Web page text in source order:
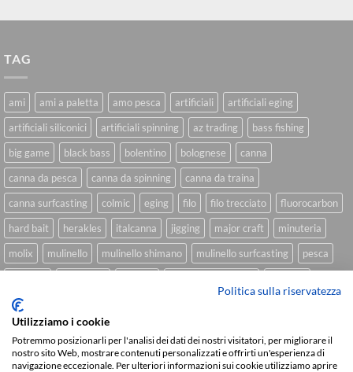
TAG
ami ami a paletta amo pesca artificiali
artificiali eging
artificiali siliconici
artificiali spinning az trading
bass fishing
big game
black bass bolentino bolognese
canna
canna da pesca
canna da spinning
canna da traina
canna surfcasting
colmic eging filo filo trecciato
fluorocarbon
hard bait
herakles italcanna jigging major craft
minuteria
molix
mulinello mulinello shimano mulinello surfcasting
pesca
spinning inshore
Politica sulla riservatezza
Utilizziamo i cookie
Potremmo posizionarli per l'analisi dei dati dei nostri visitatori, per migliorare il
nostro sito Web, mostrare contenuti personalizzati e offrirti un'esperienza di
navigazione eccezionale. Per ulteriori informazioni sui cookie utilizziamo aprire